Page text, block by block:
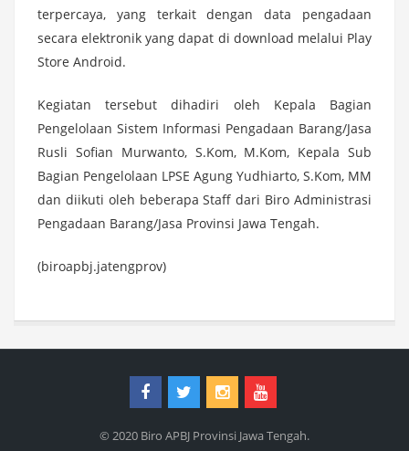
terpercaya, yang terkait dengan data pengadaan
secara elektronik yang dapat di download melalui Play
Store Android.
Kegiatan tersebut dihadiri oleh Kepala Bagian
Pengelolaan Sistem Informasi Pengadaan Barang/Jasa
Rusli Sofian Murwanto, S.Kom, M.Kom, Kepala Sub
Bagian Pengelolaan LPSE Agung Yudhiarto, S.Kom, MM
dan diikuti oleh beberapa Staff dari Biro Administrasi
Pengadaan Barang/Jasa Provinsi Jawa Tengah.
(biroapbj.jatengprov)
© 2020 Biro APBJ Provinsi Jawa Tengah.